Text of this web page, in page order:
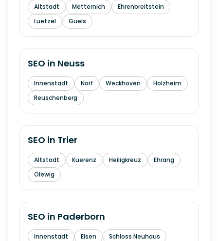
Altstadt Metternich
Ehrenbreitstein
Luetzel
Guels
SEO in Neuss
Innenstadt Norf Weckhoven
Holzheim
Reuschenberg
SEO in Trier
Altstadt Kuerenz Heiligkreuz
Ehrang
Olewig
SEO in Paderborn
Innenstadt Elsen
Schloss Neuhaus